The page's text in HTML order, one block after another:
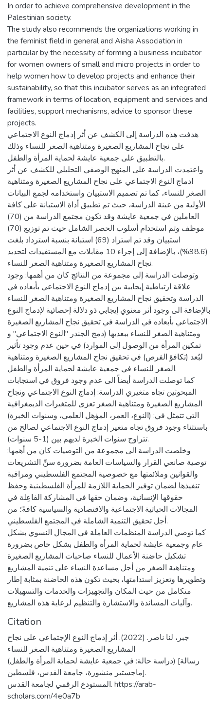
In order to achieve comprehensive development in the
Palestinian society.
The study also recommends the organizations working in
the feminist field in general and Aisha Association in
particular by the necessity of forming a business incubator
for women owners of small and micro projects in order to
help women how to develop projects and enhance their
sustainability, so that this incubator serves as an integrated
framework in terms of location, equipment and services and
facilities, support mechanisms, advice to sponsor these
projects.
هدفت هذه الدراسة إلى الكشف عن أثر إدماج النوع الاجتماعي
على نجاح المشاريع الصغيرة ومتناهية الصغر للنساء وذلك
بالتطبيق على جمعية عايشة لحماية المرأة والطفل.
واعتمدت الدراسة على المنهج الوصفي التحليلي للكشف عن أثر
ادماج النوع الاجتماعي على نجاح المشاريع الصغيرة ومتناهية
الصغر للنساء، كما تم تصميم الاستبيان واستخدامه لجمع البيانات
الأولية من عينة الدراسة، حيث تم تطبيق أداة الاستبانة على كافة
العاملين في جمعية عايشة وقد تكون مجتمع الدراسة من (70)
موظف وتم استخدام أسلوب الحصر الشامل حيث تم توزيع (70)
استبيان وقد تم استراد (69) استبانة بنسبة استرداد بلغت
(98.6%)، بالإضافة إلى إجراء 10 مقابلات مع المستفيدات لتحديد
نجاح المشاريع الصغيرة ومتناهية الصغر للنساء.
وتوصلت الدراسة إلى مجموعة من النتائج كان من أهمها: وجود
علاقة ارتباطية إيجابية بين إدماج النوع الاجتماعي بأبعاده في
الدراسة وتحقيق نجاح المشاريع الصغيرة ومتناهية الصغر للنساء
بالإضافة الى وجود أثر معنوي إيجابي ذو دلالة إحصائية لإدماج النوع
الاجتماعي بأبعاده في الدراسة في تحقيق نجاح المشاريع الصغيرة
ومتناهية الصغر للنساء ببعديها (دمج الجندر "النوع الاجتماعي" و
تمكين المرأة من الوصول إلى الموارد) في حين عدم وجود تأثير
لبُعد (تكافؤ الفرص) في تحقيق نجاح المشاريع الصغيرة ومتناهية
الصغر للنساء في جمعية عايشة لحماية المرأة والطفل.
كما توصلت الدراسة أيضاً الى عدم وجود فروق في استجابات
المبحوثين تجاه متغيري الدراسة: إدماج النوع الاجتماعي ونجاح
المشاريع الصغيرة ومتناهية الصغر تعزى للمتغيرات الديمغرافية
التي تتمثل في: (النوع، العمر، المؤهل العلمي، وسنوات الخبرة)
باستثناء وجود فروق تجاه متغير إدماج النوع الاجتماعي لصالح من
تتراوح سنوات الخبرة لديهم بين (1-5 سنوات).
وخلصت الدراسة الى مجموعة من التوصيات كان من أهمها:
توصية صانعي القرار والسياسات العامة بضرورة سنِّ التشريعات
والقوانين وملائمتها مع خصوصية المجتمع الفلسطيني ومراقبة
تنفيذها لضمان توفير الحماية اللازمة للمرأة الفلسطينية وحفظ
حقوقها الإنسانية، وضمان حقها في المشاركة الفاعِلة في
المجالات الحياتية الاجتماعية والاقتصادية والسياسية كافةً؛ من
أجل تحقيق التنمية الشاملة في المجتمع الفلسطيني.
كما توصي الدراسة المنظمات العاملة في المجال النسوي بشكل
عام وجمعية عايشة لحماية المرأة والطفل بشكل خاص بضرورة
تشكيل حاضنة الأعمال للنساء صاحبات المشاريع الصغيرة
ومتناهية الصغر من أجل مساعدة النساء على تنمية المشاريع
وتطويرها وتعزيز استدامتها، بحيث تكون هذه الحاضنة بمثابة إطار
متكامل من حيث المكان والتجهيزات والخدمات والتسهيلات
وآليات المساندة والاستشارة والتنظيم لرعاية هذه المشاريع.
Citation
جبر، لنا ناصر. (2022). أثر إدماج النوع الإجتماعي على نجاح
المشاريع الصغيرة ومتناهية الصغر للنساء
(دراسة حالة: في جمعية عايشة لحماية المرأة والطفل) [رسالة
ماجستير منشورة، جامعة القدس، فلسطين].
المستودع الرقمي لجامعة القدس. https://arab-
scholars.com/4e0a7b